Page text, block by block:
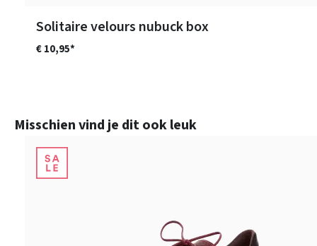
Solitaire velours nubuck box
€ 10,95*
Productgalerij overslaan
Misschien vind je dit ook leuk